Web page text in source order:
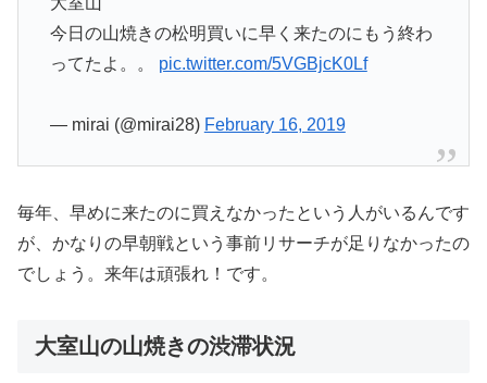
今日の山焼きの松明買いに早く来たのにもう終わ
ってたよ。。 pic.twitter.com/5VGBjcK0Lf
— mirai (@mirai28) February 16, 2019
毎年、早めに来たのに買えなかったという人がいるんです
が、かなりの早朝戦という事前リサーチが足りなかったの
でしょう。来年は頑張れ！です。
大室山の山焼きの渋滞状況